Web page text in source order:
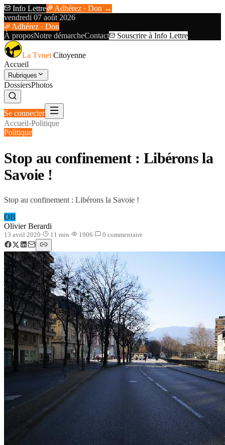
Info Lettre
Adhérez · Don →
vendredi 07 août 2026
Adhérez · Don
À proposNotre démarcheContact Souscrire à Info Lettre
La Tvnet Citoyenne
Accueil
Rubriques
DossiersPhotos
Se connecter
Accueil›Politique
Politique
Stop au confinement : Libérons la
Savoie !
Stop au confinement : Libérons la Savoie !
OB
Olivier Berardi
13 avril 2020· 11 min· 1906· 0 commentaire